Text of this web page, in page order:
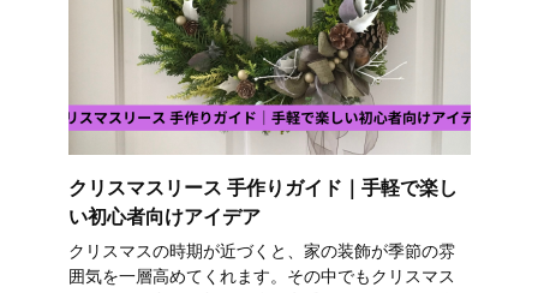
クリスマスリース 手作りガイド｜手軽で楽し
い初心者向けアイデア
クリスマスの時期が近づくと、家の装飾が季節の雰
囲気を一層高めてくれます。その中でもクリスマス